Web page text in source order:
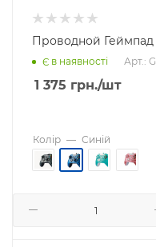
Проводной Геймпад
Є в наявності Арт.:
1 375 грн./шт
Колір — Синій